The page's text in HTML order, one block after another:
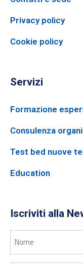
Privacy policy
Cookie policy
Servizi
Formazione
Consulenza
Test bed nuove
Education
Iscriviti alla
Nome